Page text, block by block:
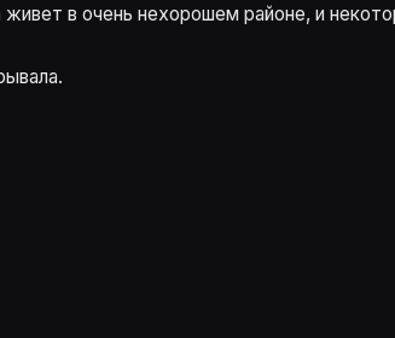
в очень нехорошем районе, и